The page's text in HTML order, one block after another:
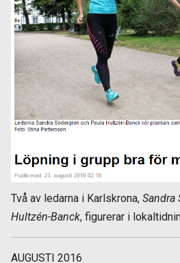
Två av ledarna i Karlskrona, Sandra
Hultzén-Banck, figurerar i
AUGUSTI 2016